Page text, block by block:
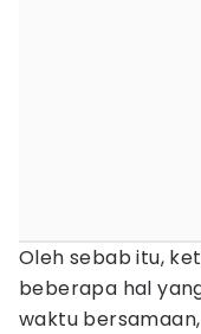
Oleh sebab itu,
beberapa hal
waktu